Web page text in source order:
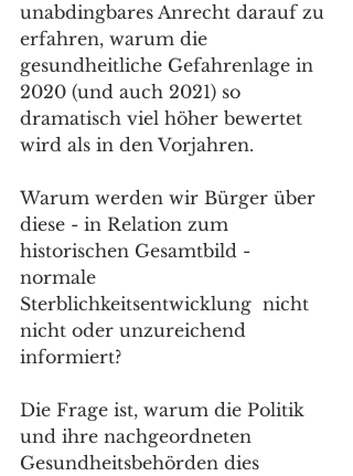
unabdingbares Anrecht darauf zu
erfahren, warum die
gesundheitliche Gefahrenlage in
2020 (und auch 2021) so
dramatisch viel höher bewertet
wird als in den Vorjahren.
Warum werden wir Bürger über
diese - in Relation zum
historischen Gesamtbild -
normale
Sterblichkeitsentwicklung  nicht
nicht oder unzureichend
informiert?
Die Frage ist, warum die Politik
und ihre nachgeordneten
Gesundheitsbehörden dies